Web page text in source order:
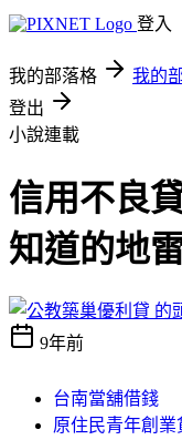
登入
我的部落格 我的
登出
小說連載
信用不良
知道的地
9年前
台南當舖借錢
原住民青年創業